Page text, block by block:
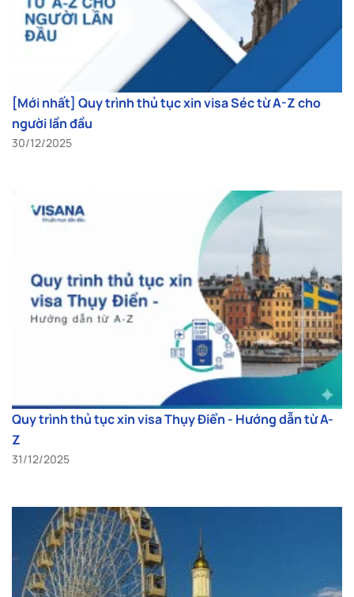
[Mới nhất] Quy trình thủ tục xin visa Séc từ A-Z cho
người lần đầu
30/12/2025
Quy trình thủ tục xin visa Thụy Điển - Hướng dẫn từ A-
Z
31/12/2025